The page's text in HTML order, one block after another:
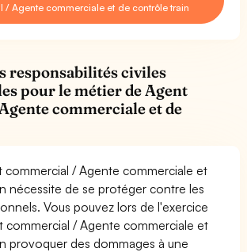
/ Agente commerciale et de contrôle train
responsabilités civiles
pour le métier de Agent
commerciale et de
commercial / Agente commerciale et
nécessite de se protéger contre les
Vous pouvez lors de l'exercice
commercial / Agente commerciale et
provoquer des dommages à une